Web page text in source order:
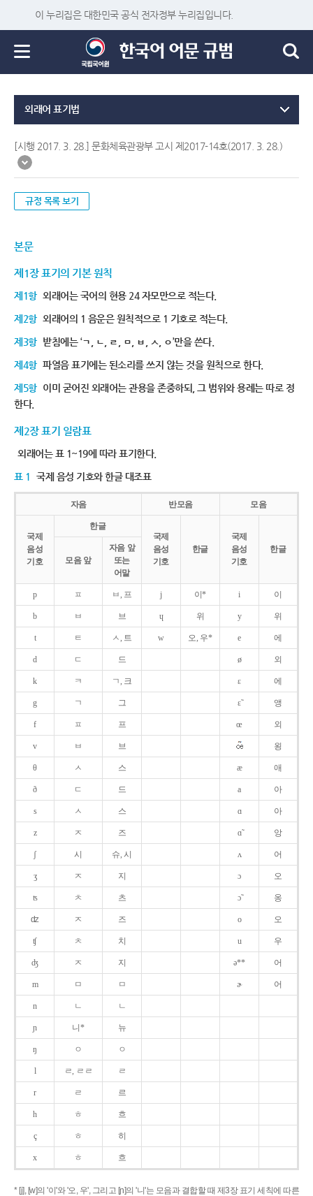
이 누리집은 대한민국 공식 전자정부 누리집입니다.
외래어 표기법
[시행 2017. 3. 28.] 문화체육관광부 고시 제2017-14호(2017. 3. 28.)
규정 목록 보기
본문
제1장 표기의 기본 원칙
제1항 외래어는 국어의 현용 24 자모만으로 적는다.
제2항 외래어의 1 음운은 원칙적으로 1 기호로 적는다.
제3항 받침에는 ‘ㄱ, ㄴ, ㄹ, ㅁ, ㅂ, ㅅ, ㅇ’만을 쓴다.
제4항 파열음 표기에는 된소리를 쓰지 않는 것을 원칙으로 한다.
제5항 이미 굳어진 외래어는 관용을 존중하되, 그 범위와 용례는 따로 정
한다.
제2장 표기 일람표
외래어는 표 1~19에 따라 표기한다.
표 1 국제 음성 기호와 한글 대조표
자음 반모음 모음
국제
음성
기호
한글
국제
음성
기호
한글
국제
음성
기호
한글
모음 앞
자음 앞
또는
어말
p ㅍ ㅂ, 프 j 이* i 이
b ㅂ 브 ɥ 위 y 위
t ㅌ ㅅ, 트 w 오, 우* e 에
d ㄷ 드 ø 외
k ㅋ ㄱ, 크 ɛ 에
g ㄱ 그 ɛ̃ 앵
f ㅍ 프 œ 외
v ㅂ 브 욍
θ ㅅ 스 æ 애
ð ㄷ 드 a 아
s ㅅ 스 ɑ 아
z ㅈ 즈 ɑ̃ 앙
ʃ 시 슈, 시 ʌ 어
ʒ ㅈ 지 ɔ 오
ʦ ㅊ 츠 ɔ̃ 옹
ʣ ㅈ 즈 o 오
ʧ ㅊ 치 u 우
ʤ ㅈ 지 ə** 어
m ㅁ ㅁ ɚ 어
n ㄴ ㄴ
ɲ 니* 뉴
ŋ ㅇ ㅇ
l ㄹ, ㄹㄹ ㄹ
r ㄹ 르
h ㅎ 흐
ç ㅎ 히
x ㅎ 흐
* [j], [w]의 '이'와 '오, 우', 그리고 [ɲ]의 '니'는 모음과 결합할 때 제3장 표기 세칙에 따른